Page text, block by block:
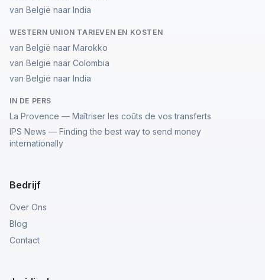
van België naar India
WESTERN UNION TARIEVEN EN KOSTEN
van België naar Marokko
van België naar Colombia
van België naar India
IN DE PERS
La Provence — Maîtriser les coûts de vos transferts
IPS News — Finding the best way to send money
internationally
Bedrijf
Over Ons
Blog
Contact